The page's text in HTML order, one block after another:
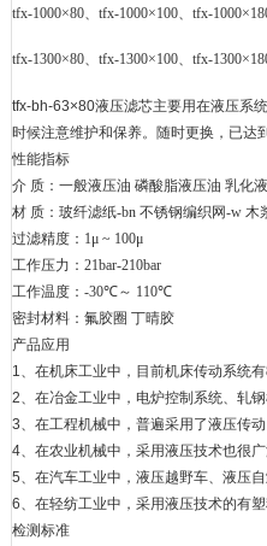
tfx-1000×80、tfx-1000×100、tfx-
tfx-1300×80、tfx-1300×100、tfx-
tfx-bh-63×80液压滤芯主要用在液压系
时候注意维护和保养。随时更换，已达
性能指标
介 质：一般液压油 磷酸脂液压油 乳化
材 质：玻纤滤纸-bn 不锈钢编织网-w 木
过滤精度： 1μ ~ 100μ
工作压力： 21bar-210bar
工作温度： -30℃～ 110℃
密封材料：氟胶圈 丁晴胶
产品应用
1、在机床工业中，目前机床传动系统有
2、在冶金工业中，电炉控制系统、轧
3、在工程机械中，普遍采用了液压传
4、在农业机械中，采用液压技术也很
5、在汽车工业中，液压越野车、液压
6、在轻纺工业中，采用液压技术的有
检测标准